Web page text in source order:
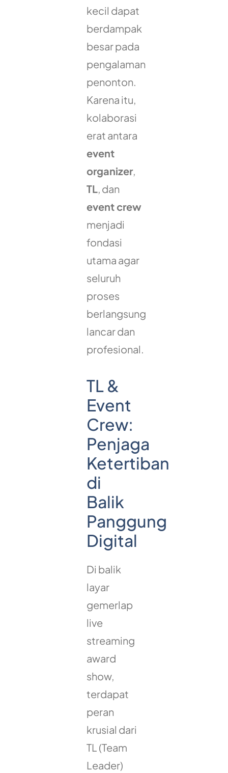
kecil dapat
berdampak
besar pada
pengalaman
penonton.
Karena itu,
kolaborasi
erat antara
event
organizer,
TL, dan
event crew
menjadi
fondasi
utama agar
seluruh
proses
berlangsung
lancar dan
profesional.
TL &
Event
Crew:
Penjaga
Ketertiban
di
Balik
Panggung
Digital
Di balik
layar
gemerlap
live
streaming
award
show,
terdapat
peran
krusial dari
TL (Team
Leader)